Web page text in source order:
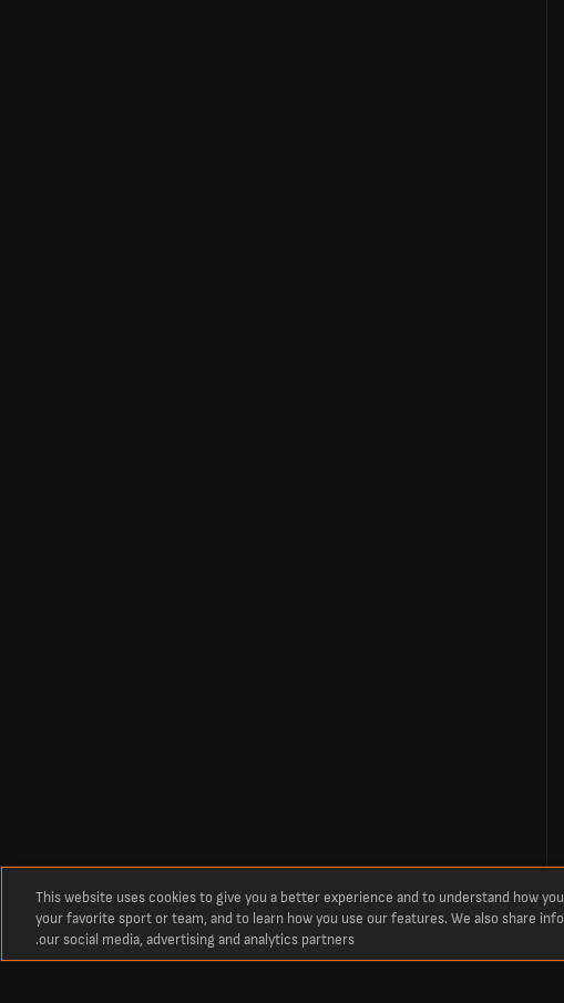
This website uses cookies to give you a better experience and to understand how
your favorite sport or team, and to learn how you use our features. We also share
our social media, advertising and analytics partners.